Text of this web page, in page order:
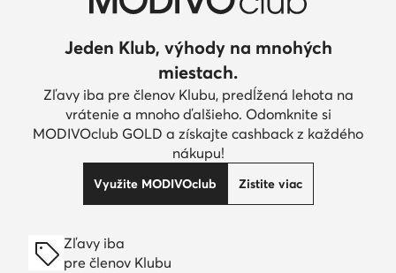
Jeden Klub, výhody na mnohých
miestach.
Zľavy iba pre členov Klubu, predĺžená lehota na
vrátenie a mnoho ďalšieho. Odomknite si
MODIVOclub GOLD a získajte cashback z každého
nákupu!
Využite MODIVOclub Zistite viac
Zľavy iba
pre členov Klubu